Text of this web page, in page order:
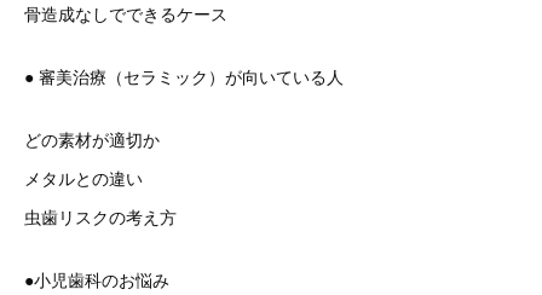
骨造成なしでできるケース
● 審美治療（セラミック）が向いている人
どの素材が適切か
メタルとの違い
虫歯リスクの考え方
●小児歯科のお悩み